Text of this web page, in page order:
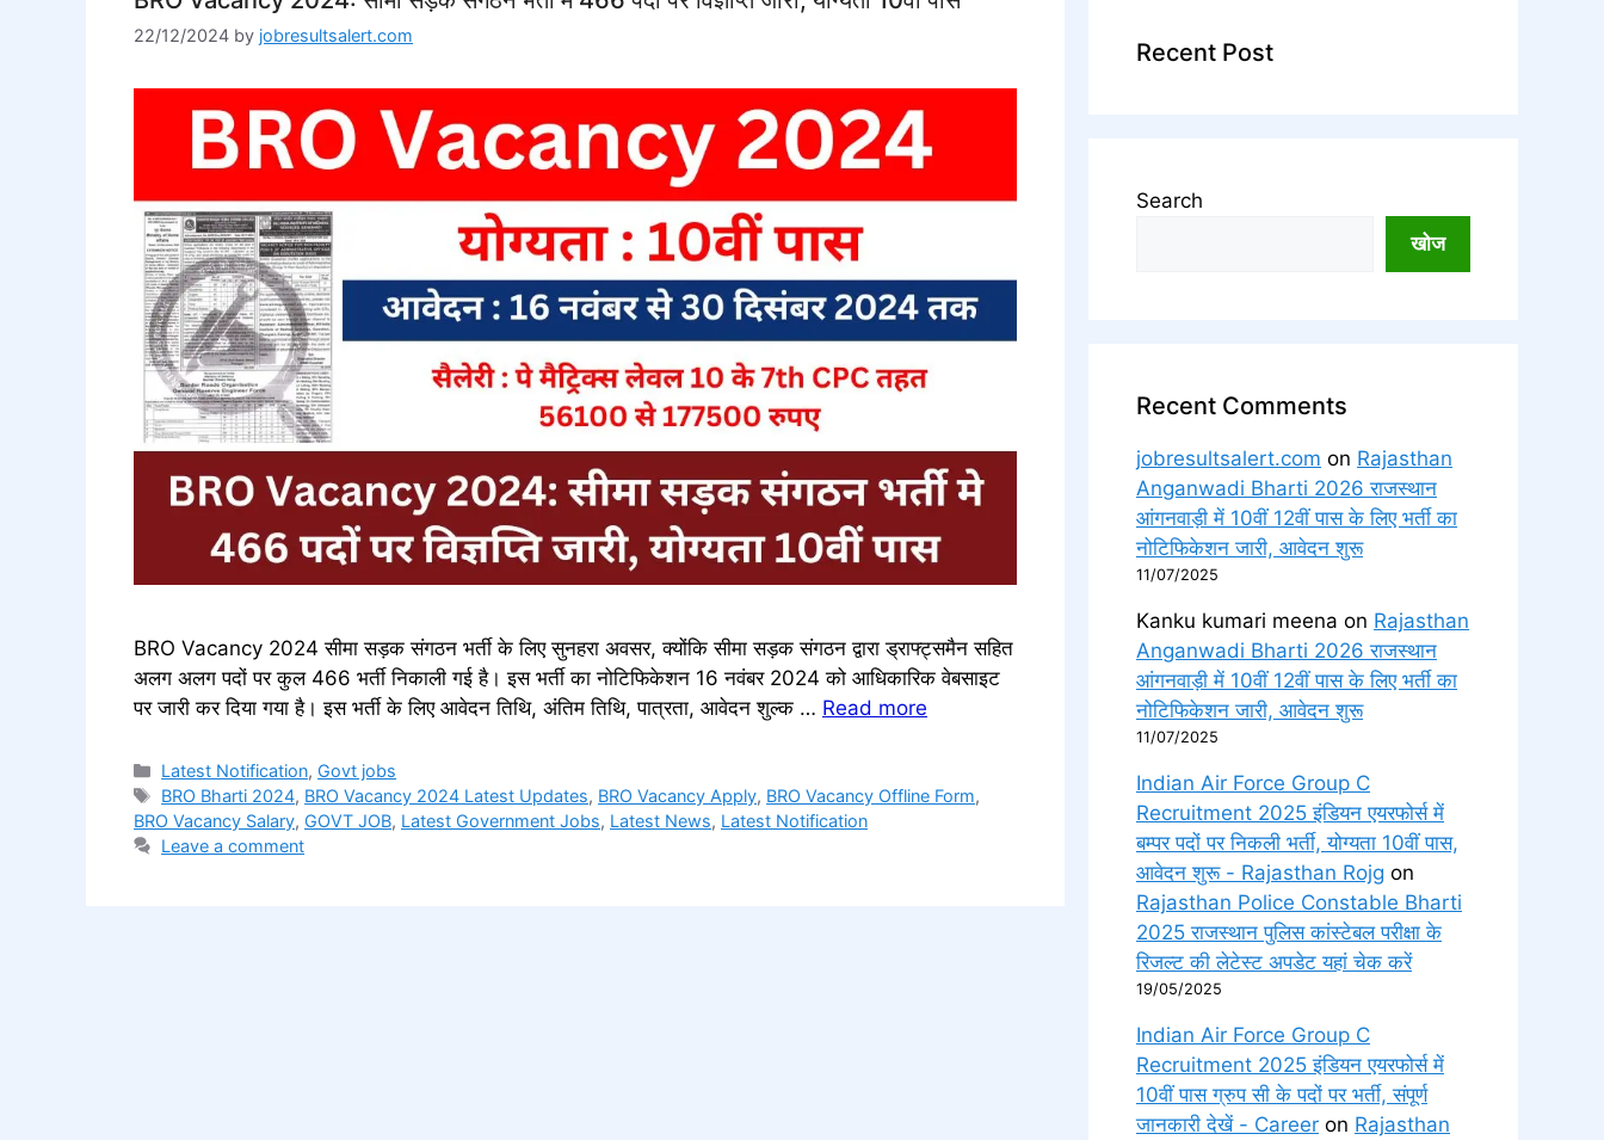
22/12/2024 by jobresultsalert.com
BRO Vacancy 2024 सीमा सड़क संगठन भर्ती के लिए सुनहरा अवसर, क्योंकि सीमा सड़क संगठन द्वारा ड्राफ्ट्समैन सहित
अलग अलग पदों पर कुल 466 भर्ती निकाली गई है। इस भर्ती का नोटिफिकेशन 16 नवंबर 2024 को आधिकारिक वेबसाइट
पर जारी कर दिया गया है। इस भर्ती के लिए आवेदन तिथि, अंतिम तिथि, पात्रता, आवेदन शुल्क … Read more
Categories
Latest Notification, Govt jobs
Tags
BRO Bharti 2024, BRO Vacancy 2024 Latest Updates, BRO Vacancy Apply, BRO Vacancy Offline Form,
BRO Vacancy Salary, GOVT JOB, Latest Government Jobs, Latest News, Latest Notification
Leave a comment
Recent Post
Search
खोज
Recent Comments
jobresultsalert.com on Rajasthan
Anganwadi Bharti 2026 राजस्थान
आंगनवाड़ी में 10वीं 12वीं पास के लिए भर्ती का
नोटिफिकेशन जारी, आवेदन शुरू
11/07/2025
Kanku kumari meena on Rajasthan
Anganwadi Bharti 2026 राजस्थान
आंगनवाड़ी में 10वीं 12वीं पास के लिए भर्ती का
नोटिफिकेशन जारी, आवेदन शुरू
11/07/2025
Indian Air Force Group C
Recruitment 2025 इंडियन एयरफोर्स में
बम्पर पदों पर निकली भर्ती, योग्यता 10वीं पास,
आवेदन शुरू - Rajasthan Rojg on
Rajasthan Police Constable Bharti
2025 राजस्थान पुलिस कांस्टेबल परीक्षा के
रिजल्ट की लेटेस्ट अपडेट यहां चेक करें
19/05/2025
Indian Air Force Group C
Recruitment 2025 इंडियन एयरफोर्स में
10वीं पास ग्रुप सी के पदों पर भर्ती, संपूर्ण
जानकारी देखें - Career on Rajasthan